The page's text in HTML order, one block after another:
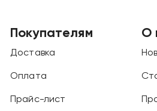
Покупателям
Доставка
Оплата
Прайс-лист
О